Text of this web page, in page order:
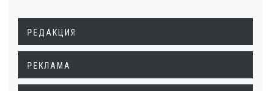
РЕДАКЦИЯ
РЕКЛАМА